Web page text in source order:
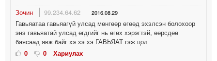
Зочин
99.234.64.62 2016.08.29
Гавьяатаа гавьяагүй улсад мөнгөөр өгөөд эхэлсэн болохоор
энэ гавьяатай улсад өгдгийг нь өгөх хэрэгтэй, өөрсдөө
баясаад явж байг хэ хэ хэ ГАВЬЯАТ гэж цол
0
0
Хариулах